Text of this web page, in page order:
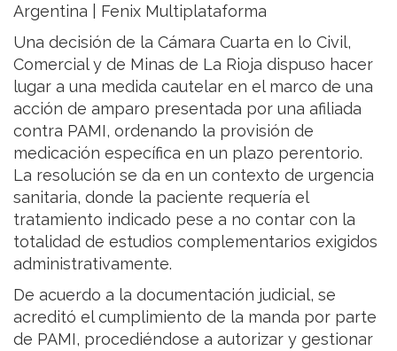
Argentina | Fenix Multiplataforma
Una decisión de la Cámara Cuarta en lo Civil,
Comercial y de Minas de La Rioja dispuso hacer
lugar a una medida cautelar en el marco de una
acción de amparo presentada por una afiliada
contra PAMI, ordenando la provisión de
medicación específica en un plazo perentorio.
La resolución se da en un contexto de urgencia
sanitaria, donde la paciente requería el
tratamiento indicado pese a no contar con la
totalidad de estudios complementarios exigidos
administrativamente.
De acuerdo a la documentación judicial, se
acreditó el cumplimiento de la manda por parte
de PAMI, procediéndose a autorizar y gestionar